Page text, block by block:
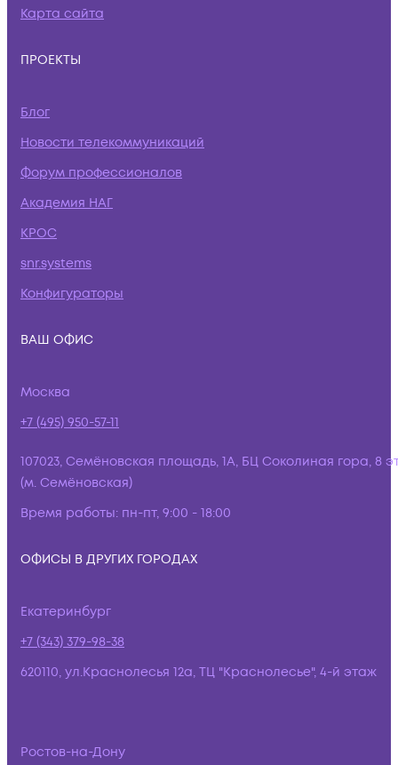
Карта сайта
ПРОЕКТЫ
Блог
Новости телекоммуникаций
Форум профессионалов
Академия НАГ
КРОС
snr.systems
Конфигураторы
ВАШ ОФИС
Москва
+7 (495) 950-57-11
107023, Семёновская площадь, 1А, БЦ Соколиная гора, 8
(м. Семёновская)
Время работы: пн-пт, 9:00 - 18:00
ОФИСЫ В ДРУГИХ ГОРОДАХ
Екатеринбург
+7 (343) 379-98-38
620110, ул.Краснолесья 12а, ТЦ "Краснолесье", 4-й этаж
Ростов-на-Дону